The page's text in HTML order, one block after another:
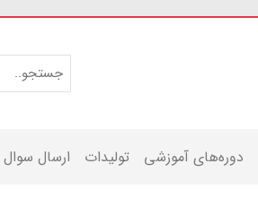
دوره‌های آموزشی تولیدات ارسال سوال